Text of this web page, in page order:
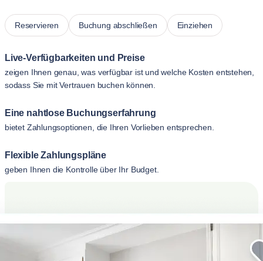
Reservieren Buchung abschließen Einziehen
Live-Verfügbarkeiten und Preise
zeigen Ihnen genau, was verfügbar ist und welche Kosten entstehen,
sodass Sie mit Vertrauen buchen können.
Eine nahtlose Buchungserfahrung
bietet Zahlungsoptionen, die Ihren Vorlieben entsprechen.
Flexible Zahlungspläne
geben Ihnen die Kontrolle über Ihr Budget.